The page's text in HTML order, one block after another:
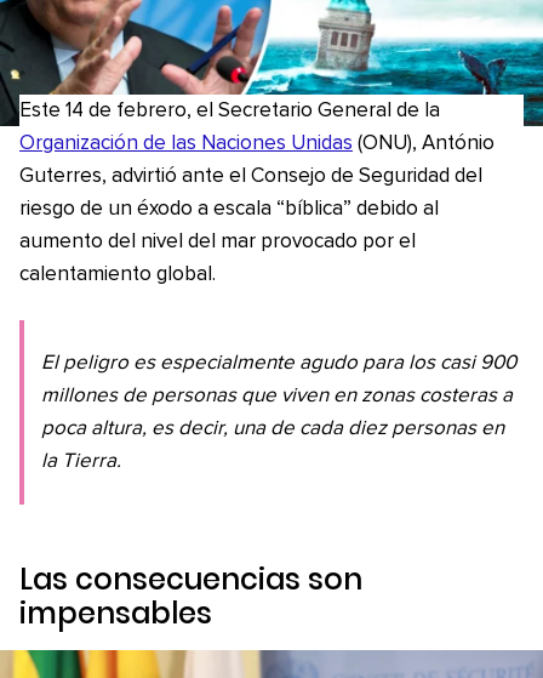
Este 14 de febrero, el Secretario General de la
Organización de las Naciones Unidas (ONU), António
Guterres, advirtió ante el Consejo de Seguridad del
riesgo de un éxodo a escala “bíblica” debido al
aumento del nivel del mar provocado por el
calentamiento global.
El peligro es especialmente agudo para los casi 900
millones de personas que viven en zonas costeras a
poca altura, es decir, una de cada diez personas en
la Tierra.
Las consecuencias son
impensables